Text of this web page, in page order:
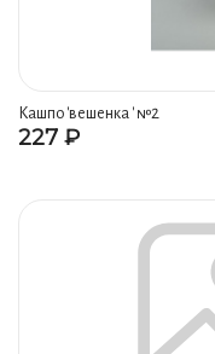
Кашпо 'вешенка ' №2
227 ₽